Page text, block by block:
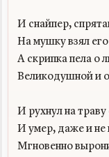
И снайпер,
На мушку взял
А скрипка пела о
Великодушной и
И рухнул на траву
И умер, даже и не
Мгновенно